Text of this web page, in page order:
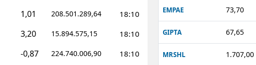
Kütahya
Malatya
Manisa
1,01 208.501.289,64 18:10
3,20 15.894.575,15 18:10
-0,87 224.740.006,90 18:10
EMPAE 73,70
GIPTA 67,65
MRSHL 1.707,00